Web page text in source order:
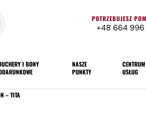
POTRZEBUJESZ
+48 664
I BONY
NASZE
PUNKTY
CENTRUM
USŁUG
– TITA